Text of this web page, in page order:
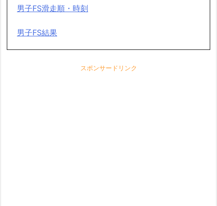
男子FS滑走順・時刻
男子FS結果
スポンサードリンク